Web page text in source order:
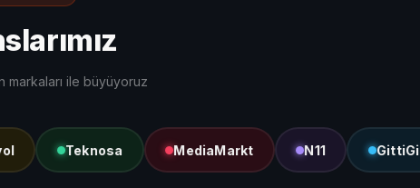
ile büyüyoruz
Teknosa MediaMarkt N11 GittiGidiyor